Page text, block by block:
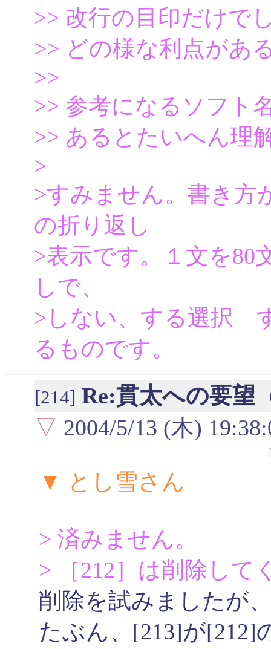
>> 改行の目印だけで
>> どの様な利点があ
>>
>> 参考になるソフト
>> あるとたいへん理
>
>すみません。書き方
の折り返し
>表示です。１文を80
しで、
>しない、する選択
るものです。
[214] Re:貫太への要望
▽ 2004/5/13 (木)
▼ とし雪さん
> 済みません。
> ［212］は削除して
削除を試みましたが
たぶん、[213]が[212]